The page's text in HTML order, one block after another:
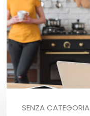
SENZA CATEGORIA
Remember me